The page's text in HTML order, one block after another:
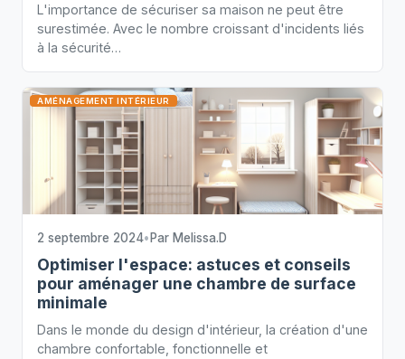
L'importance de sécuriser sa maison ne peut être
surestimée. Avec le nombre croissant d'incidents liés
à la sécurité…
AMÉNAGEMENT INTÉRIEUR
2 septembre 2024• Par Melissa.D
Optimiser l'espace: astuces et conseils
pour aménager une chambre de surface
minimale
Dans le monde du design d'intérieur, la création d'une
chambre confortable, fonctionnelle et